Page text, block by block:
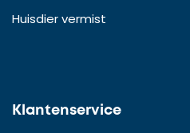
Huisdier vermist
Klantenservice